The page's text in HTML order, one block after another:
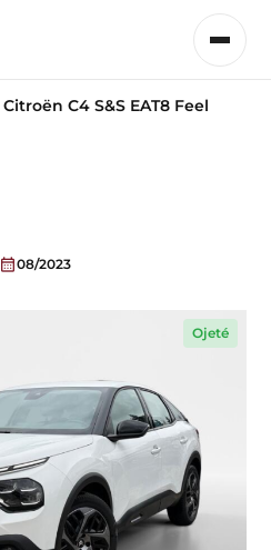
Citroën C4 S&S EAT8 Feel
08/2023
Ojeté